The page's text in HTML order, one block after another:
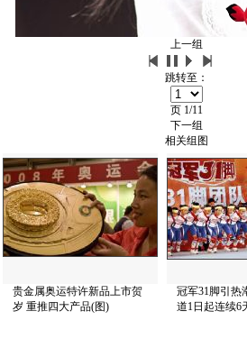
上一组
跳转至：
页 1/11
下一组
相关组图
贵金属奥运特许新品上市贺
岁 重推四大产品(图)
冠军31脚引热
道1日起连续6